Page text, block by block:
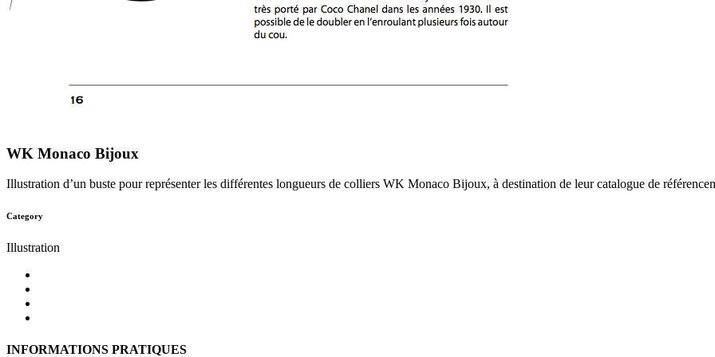
WK Monaco Bijoux
Illustration d’un buste pour représenter les différentes longueurs de colliers WK Monaco Bijoux, à destination de leur catalogue de
Category
Illustration
INFORMATIONS PRATIQUES